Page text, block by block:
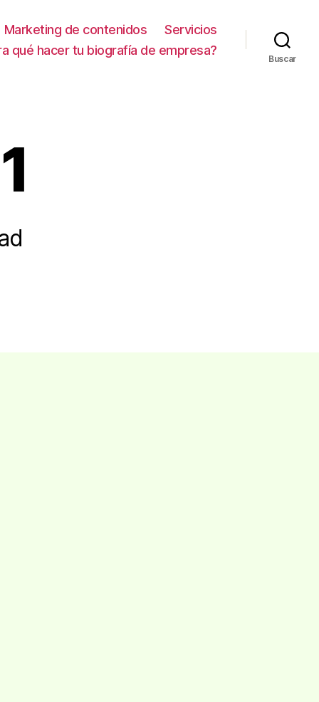
Marketing de contenidos
Servicios
qué hacer tu biografía de empresa?
Buscar